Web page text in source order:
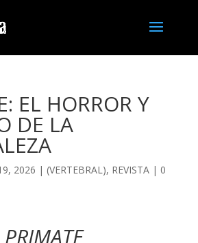
EL HORROR Y
DE LA
2026 | (VERTEBRAL), REVISTA| 0
PRIMATE